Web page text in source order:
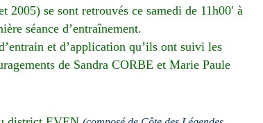
2005) se sont retrouvés ce samedi de 11h00′ à
séance d’entraînement.
et d’application qu’ils ont suivi les
de Sandra CORBE et Marie Paule